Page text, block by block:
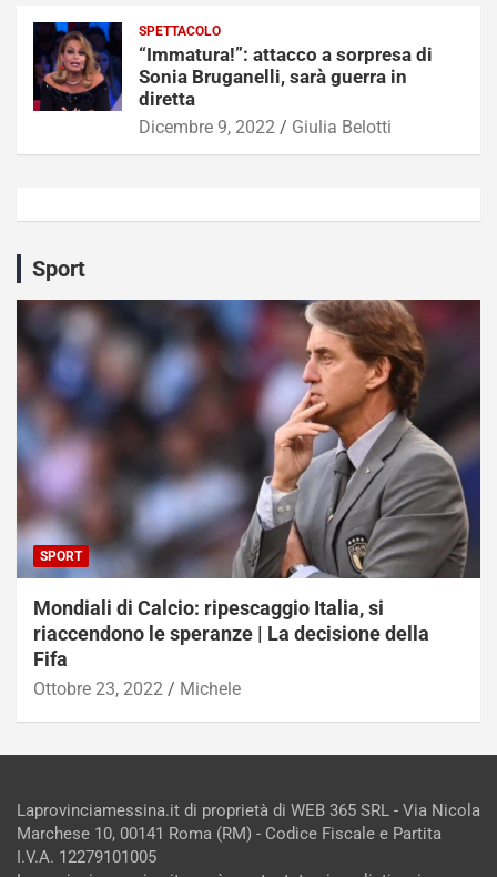
SPETTACOLO
“Immatura!”: attacco a sorpresa di
Sonia Bruganelli, sarà guerra in
diretta
Dicembre 9, 2022 Giulia Belotti
Sport
SPORT
Mondiali di Calcio: ripescaggio Italia, si
riaccendono le speranze | La decisione della
Fifa
Ottobre 23, 2022 Michele
Laprovinciamessina.it di proprietà di WEB 365 SRL - Via Nicola
Marchese 10, 00141 Roma (RM) - Codice Fiscale e Partita
I.V.A. 12279101005